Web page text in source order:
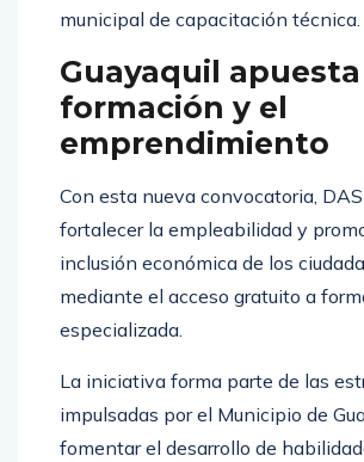
municipal de capacitación técnica.
Guayaquil
formación y el
emprendimiento
Con esta nueva convocatoria,
fortalecer la empleabilidad y
inclusión económica de los
mediante el acceso gratuito a
especializada.
La iniciativa forma parte de las
impulsadas por el Municipio de
fomentar el desarrollo de